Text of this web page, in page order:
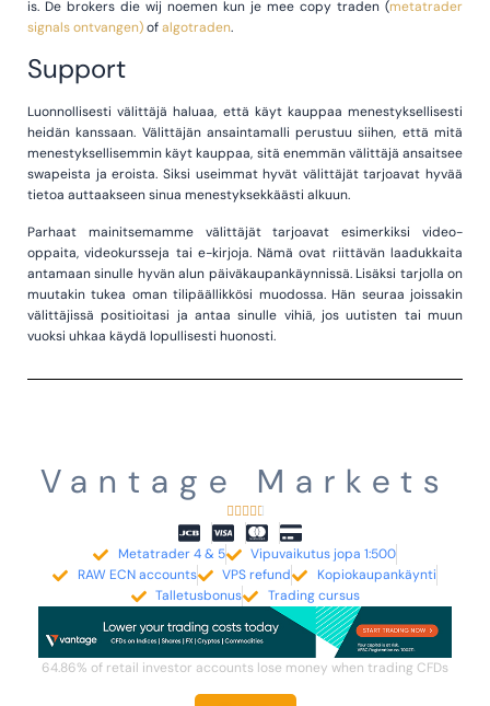
is. De brokers die wij noemen kun je mee copy traden (metatrader
signals ontvangen)ofalgotraden.
Support
Luonnollisesti välittäjä haluaa, että käyt kauppaa menestyksellisesti
heidän kanssaan. Välittäjän ansaintamalli perustuu siihen, että mitä
menestyksellisemmin käyt kauppaa, sitä enemmän välittäjä ansaitsee
swapeista ja eroista. Siksi useimmat hyvät välittäjät tarjoavat hyvää
tietoa auttaakseen sinua menestyksekkäästi alkuun.
Parhaat mainitsemamme välittäjät tarjoavat esimerkiksi video-
oppaita, videokursseja tai e-kirjoja. Nämä ovat riittävän laadukkaita
antamaan sinulle hyvän alun päiväkaupankäynnissä. Lisäksi tarjolla on
muutakin tukea oman tilipäällikkösi muodossa. Hän seuraa joissakin
välittäjissä positioitasi ja antaa sinulle vihiä, jos uutisten tai muun
vuoksi uhkaa käydä lopullisesti huonosti.
Vantage Markets

Metatrader 4 & 5
Vipuvaikutus jopa 1:500
RAW ECN accounts
VPS refund
Kopiokaupankäynti
Talletusbonus
Trading cursus
64.86% of retail investor accounts lose money when trading CFDs